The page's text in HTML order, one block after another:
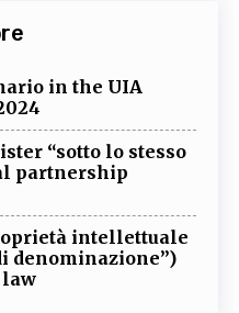
SCIENTIFICO AUTORI CURATORI
COLLABORA CON NOI
PUBBLICITÀ CONTATTI
in the UIA
“sotto lo stesso
partnership
intellettuale
denominazione”)